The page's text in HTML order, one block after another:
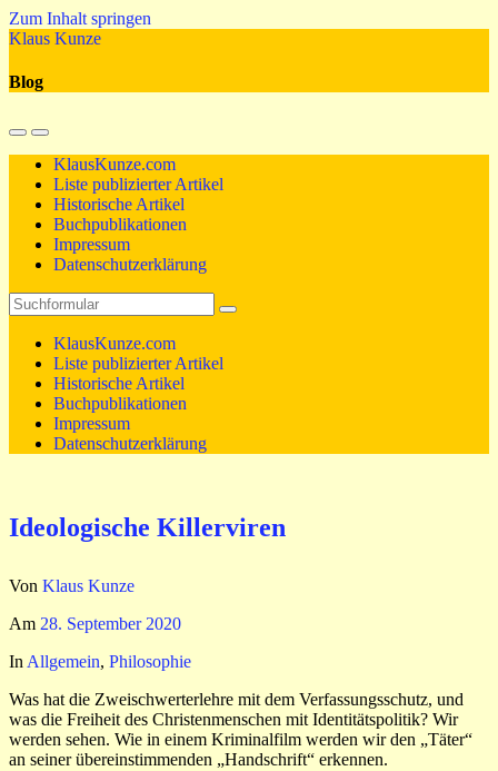
Zum Inhalt springen
Klaus Kunze
Blog
Mobil-
Menü
umschalten
Suchfeld
umschalten
KlausKunze.com
Liste publizierter Artikel
Historische Artikel
Buchpublikationen
Impressum
Datenschutzerklärung
Suchen
KlausKunze.com
Liste publizierter Artikel
Historische Artikel
Buchpublikationen
Impressum
Datenschutzerklärung
Ideologische Killerviren
Von Klaus Kunze
Am 28. September 2020
InAllgemein, Philosophie
Was hat die Zweischwerterlehre mit dem Verfassungsschutz, und
was die Freiheit des Christenmenschen mit Identitätspolitik? Wir
werden sehen. Wie in einem Kriminalfilm werden wir den „Täter“
an seiner übereinstimmenden „Handschrift“ erkennen.